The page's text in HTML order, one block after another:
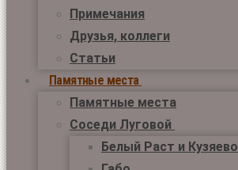
Примечания
Друзья, коллеги
Статьи
Памятные места
Памятные места
Соседи Луговой
Белый Раст и Кузяево